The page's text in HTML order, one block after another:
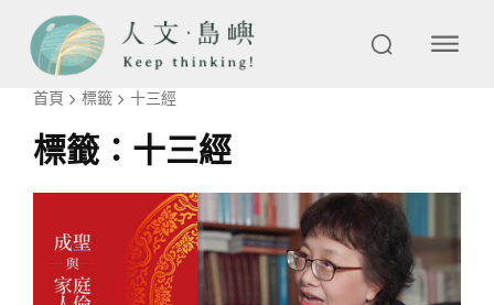
首頁 標籤 十三經
標籤： 十三經